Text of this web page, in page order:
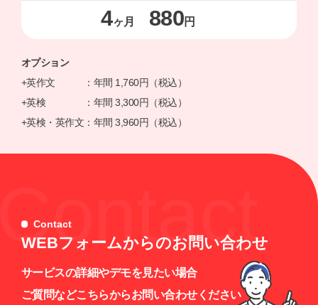
4ヶ月 880円
オプション
+英作文 ：年間 1,760円（税込）
+英検 ：年間 3,300円（税込）
+英検・英作文：年間 3,960円（税込）
Contact
WEBフォームからのお問い合わせ
サービスの詳細やデモを見たい場合
ご質問などこちらからお問い合わせください